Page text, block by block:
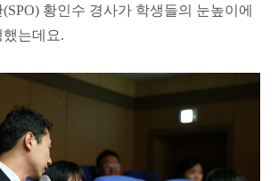
황인수 경사가 학생들의 눈높이에
는데요.